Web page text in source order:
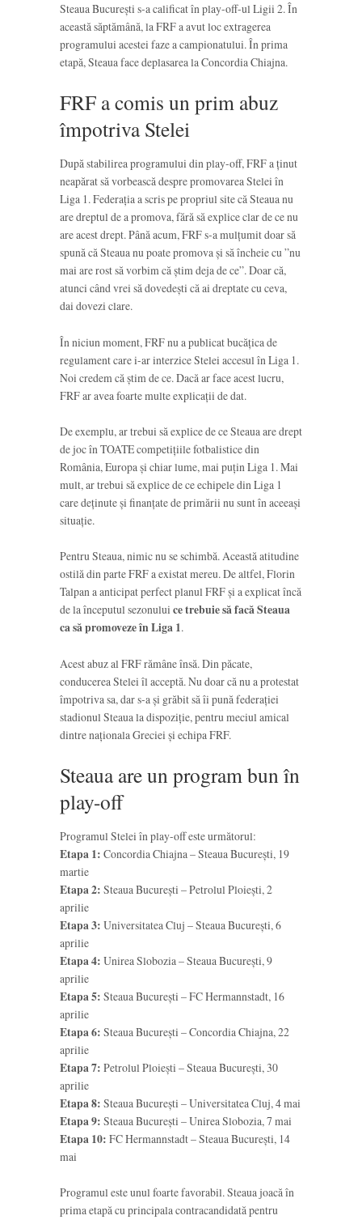
Steaua București s-a calificat în play-off-ul Ligii 2. În
această săptămână, la FRF a avut loc extragerea
programului acestei faze a campionatului. În prima
etapă, Steaua face deplasarea la Concordia Chiajna.
FRF a comis un prim abuz
împotriva Stelei
După stabilirea programului din play-off, FRF a ținut
neapărat să vorbească despre promovarea Stelei în
Liga 1. Federația a scris pe propriul site că Steaua nu
are dreptul de a promova, fără să explice clar de ce nu
are acest drept. Până acum, FRF s-a mulțumit doar să
spună că Steaua nu poate promova și să încheie cu ”nu
mai are rost să vorbim că știm deja de ce”. Doar că,
atunci când vrei să dovedești că ai dreptate cu ceva,
dai dovezi clare.
În niciun moment, FRF nu a publicat bucățica de
regulament care i-ar interzice Stelei accesul în Liga 1.
Noi credem că știm de ce. Dacă ar face acest lucru,
FRF ar avea foarte multe explicații de dat.
De exemplu, ar trebui să explice de ce Steaua are drept
de joc în TOATE competițiile fotbalistice din
România, Europa și chiar lume, mai puțin Liga 1. Mai
mult, ar trebui să explice de ce echipele din Liga 1
care deținute și finanțate de primării nu sunt în aceeași
situație.
Pentru Steaua, nimic nu se schimbă. Această atitudine
ostilă din parte FRF a existat mereu. De altfel, Florin
Talpan a anticipat perfect planul FRF și a explicat încă
de la începutul sezonului ce trebuie să facă Steaua
ca să promoveze în Liga 1.
Acest abuz al FRF rămâne însă. Din păcate,
conducerea Stelei îl acceptă. Nu doar că nu a protestat
împotriva sa, dar s-a și grăbit să îi pună federației
stadionul Steaua la dispoziție, pentru meciul amical
dintre naționala Greciei și echipa FRF.
Steaua are un program bun în
play-off
Programul Stelei în play-off este următorul:
Etapa 1: Concordia Chiajna – Steaua București, 19
martie
Etapa 2: Steaua București – Petrolul Ploiești, 2
aprilie
Etapa 3: Universitatea Cluj – Steaua București, 6
aprilie
Etapa 4: Unirea Slobozia – Steaua București, 9
aprilie
Etapa 5: Steaua București – FC Hermannstadt, 16
aprilie
Etapa 6: Steaua București – Concordia Chiajna, 22
aprilie
Etapa 7: Petrolul Ploiești – Steaua București, 30
aprilie
Etapa 8: Steaua București – Universitatea Cluj, 4 mai
Etapa 9: Steaua București – Unirea Slobozia, 7 mai
Etapa 10: FC Hermannstadt – Steaua București, 14
mai
Programul este unul foarte favorabil. Steaua joacă în
prima etapă cu principala contracandidată pentru